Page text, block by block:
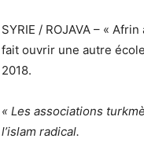
SYRIE / ROJAVA – «
fait ouvrir une autre
2018.
« Les associations
l’islam radical.